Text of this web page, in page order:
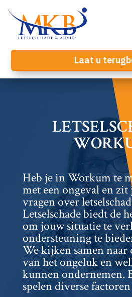
Laat u
Heb je in Workum te
met een ongeval en zit
vragen over
Letselschade biedt de
om jouw situatie te
ondersteuning te
We kijken samen naar
van het ongeluk en
kunnen ondernemen.​
spelen diverse